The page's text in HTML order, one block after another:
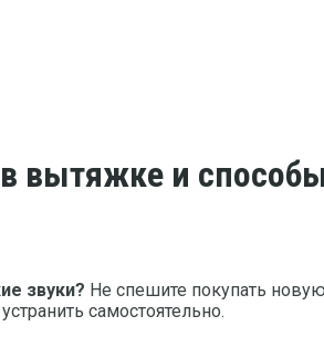
вытяжке и
звуки? Не спешите покупать
самостоятельно.